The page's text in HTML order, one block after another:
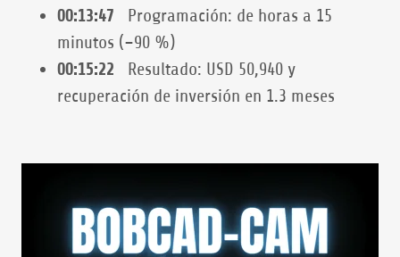
00:13:47 Programación: de horas a 15
minutos (−90 %)
00:15:22 Resultado: USD 50,940 y
recuperación de inversión en 1.3 meses